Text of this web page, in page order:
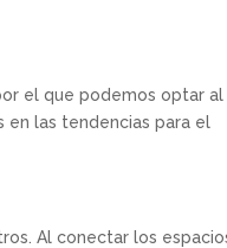
el que podemos optar al
en las tendencias para el
Al conectar los